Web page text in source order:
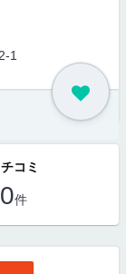
1
コミ
0件